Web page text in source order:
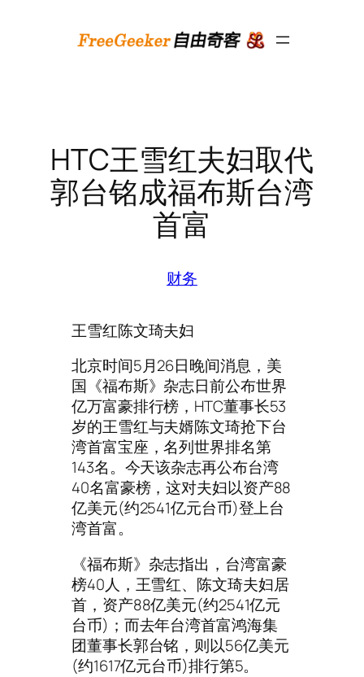
HTC王雪红夫妇取代
郭台铭成福布斯台湾
首富
财务
王雪红陈文琦夫妇
北京时间5月26日晚间消息，美
国《福布斯》杂志日前公布世界
亿万富豪排行榜，HTC董事长53
岁的王雪红与夫婿陈文琦抢下台
湾首富宝座，名列世界排名第
143名。今天该杂志再公布台湾
40名富豪榜，这对夫妇以资产88
亿美元(约2541亿元台币)登上台
湾首富。
《福布斯》杂志指出，台湾富豪
榜40人，王雪红、陈文琦夫妇居
首，资产88亿美元(约2541亿元
台币)；而去年台湾首富鸿海集
团董事长郭台铭，则以56亿美元
(约1617亿元台币)排行第5。